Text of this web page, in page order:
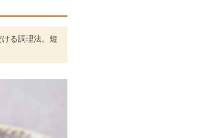
る調理法。短